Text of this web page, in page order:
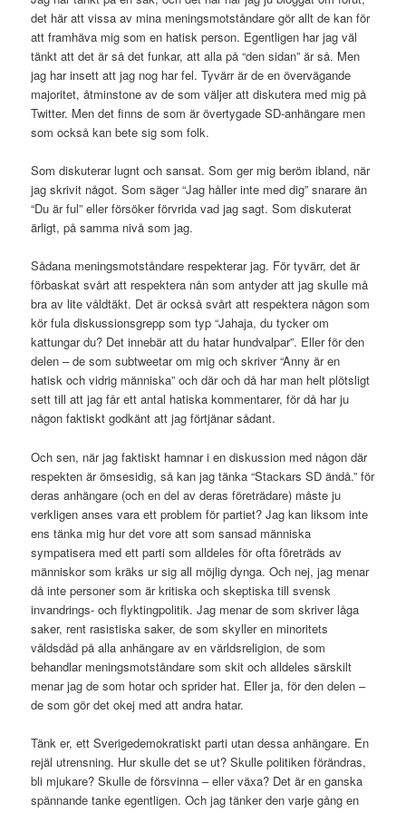
det här att vissa av mina meningsmotståndare gör allt de kan för
att framhäva mig som en hatisk person. Egentligen har jag väl
tänkt att det är så det funkar, att alla på “den sidan” är så. Men
jag har insett att jag nog har fel. Tyvärr är de en övervägande
majoritet, åtminstone av de som väljer att diskutera med mig på
Twitter. Men det finns de som är övertygade SD-anhängare men
som också kan bete sig som folk.
Som diskuterar lugnt och sansat. Som ger mig beröm ibland, när
jag skrivit något. Som säger “Jag håller inte med dig” snarare än
“Du är ful” eller försöker förvrida vad jag sagt. Som diskuterat
ärligt, på samma nivå som jag.
Sådana meningsmotståndare respekterar jag. För tyvärr, det är
förbaskat svårt att respektera nån som antyder att jag skulle må
bra av lite våldtäkt. Det är också svårt att respektera någon som
kör fula diskussionsgrepp som typ “Jahaja, du tycker om
kattungar du? Det innebär att du hatar hundvalpar”. Eller för den
delen – de som subtweetar om mig och skriver “Anny är en
hatisk och vidrig människa” och där och då har man helt plötsligt
sett till att jag får ett antal hatiska kommentarer, för då har ju
någon faktiskt godkänt att jag förtjänar sådant.
Och sen, när jag faktiskt hamnar i en diskussion med någon där
respekten är ömsesidig, så kan jag tänka “Stackars SD ändå.” för
deras anhängare (och en del av deras företrädare) måste ju
verkligen anses vara ett problem för partiet? Jag kan liksom inte
ens tänka mig hur det vore att som sansad människa
sympatisera med ett parti som alldeles för ofta företräds av
människor som kräks ur sig all möjlig dynga. Och nej, jag menar
då inte personer som är kritiska och skeptiska till svensk
invandrings- och flyktingpolitik. Jag menar de som skriver låga
saker, rent rasistiska saker, de som skyller en minoritets
våldsdåd på alla anhängare av en världsreligion, de som
behandlar meningsmotståndare som skit och alldeles särskilt
menar jag de som hotar och sprider hat. Eller ja, för den delen –
de som gör det okej med att andra hatar.
Tänk er, ett Sverigedemokratiskt parti utan dessa anhängare. En
rejäl utrensning. Hur skulle det se ut? Skulle politiken förändras,
bli mjukare? Skulle de försvinna – eller växa? Det är en ganska
spännande tanke egentligen. Och jag tänker den varje gång en